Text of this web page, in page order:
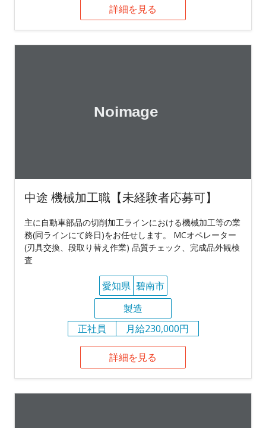
詳細を見る
中途 機械加工職【未経験者応募可】
主に自動車部品の切削加工ラインにおける機械加工等の業
務(同ラインにて終日)をお任せします。 MCオペレーター
(刃具交換、段取り替え作業) 品質チェック、完成品外観検
査
愛知県 碧南市
製造
正社員
月給230,000円
詳細を見る